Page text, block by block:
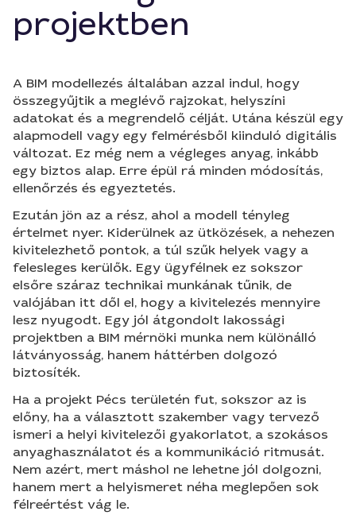
projektben
A BIM modellezés általában azzal indul, hogy
összegyűjtik a meglévő rajzokat, helyszíni
adatokat és a megrendelő célját. Utána készül egy
alapmodell vagy egy felmérésből kiinduló digitális
változat. Ez még nem a végleges anyag, inkább
egy biztos alap. Erre épül rá minden módosítás,
ellenőrzés és egyeztetés.
Ezután jön az a rész, ahol a modell tényleg
értelmet nyer. Kiderülnek az ütközések, a nehezen
kivitelezhető pontok, a túl szűk helyek vagy a
felesleges kerülők. Egy ügyfélnek ez sokszor
elsőre száraz technikai munkának tűnik, de
valójában itt dől el, hogy a kivitelezés mennyire
lesz nyugodt. Egy jól átgondolt lakossági
projektben a BIM mérnöki munka nem különálló
látványosság, hanem háttérben dolgozó
biztosíték.
Ha a projekt Pécs területén fut, sokszor az is
előny, ha a választott szakember vagy tervező
ismeri a helyi kivitelezői gyakorlatot, a szokásos
anyaghasználatot és a kommunikáció ritmusát.
Nem azért, mert máshol ne lehetne jól dolgozni,
hanem mert a helyismeret néha meglepően sok
félreértést vág le.